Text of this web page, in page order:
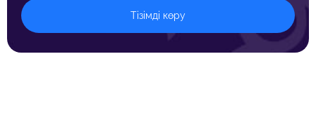
Тізімді көру